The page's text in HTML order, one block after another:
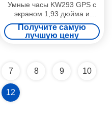
Умные часы KW293 GPS с
экраном 1,93 дюйма и
аккумулятором 375 мАч
Получите самую
лучшую цену
7 8 9 10
12